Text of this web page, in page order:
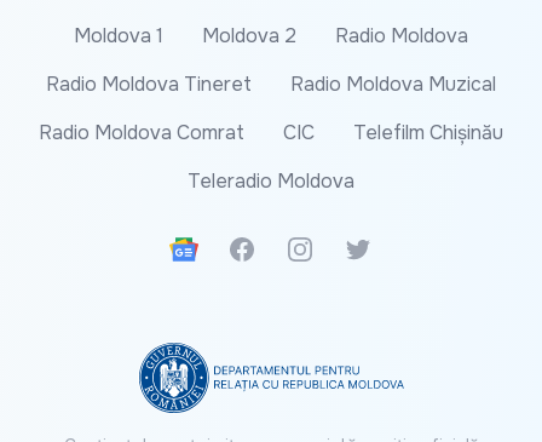
Moldova 1 Moldova 2
Radio Moldova
Radio Moldova Tineret
Radio Moldova Muzical
Radio Moldova Comrat
CIC
Telefilm Chișinău
Teleradio Moldova
Google News
FacebookInstagramTwitter